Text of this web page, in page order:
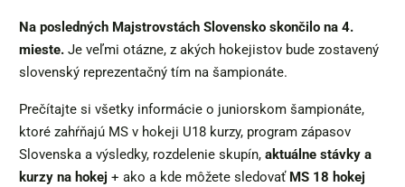
Na posledných Majstrovstách Slovensko skončilo na 4.
mieste. Je veľmi otázne, z akých hokejistov bude zostavený
slovenský reprezentačný tím na šampionáte.
Prečítajte si všetky informácie o juniorskom šampionáte,
ktoré zahŕňajú MS v hokeji U18 kurzy, program zápasov
Slovenska a výsledky, rozdelenie skupín, aktuálne stávky a
kurzy na hokej + ako a kde môžete sledovaťMS 18 hokej